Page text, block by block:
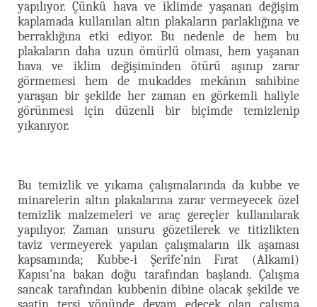
yapılıyor. Çünkü hava ve iklimde yaşanan değişim
kaplamada kullanılan altın plakaların parlaklığına ve
berraklığına etki ediyor. Bu nedenle de hem bu
plakaların daha uzun ömürlü olması, hem yaşanan
hava ve iklim değişiminden ötürü aşınıp zarar
görmemesi hem de mukaddes mekânın sahibine
yaraşan bir şekilde her zaman en görkemli haliyle
görünmesi için düzenli bir biçimde temizlenip
yıkanıyor.
Bu temizlik ve yıkama çalışmalarında da kubbe ve
minarelerin altın plakalarına zarar vermeyecek özel
temizlik malzemeleri ve araç gereçler kullanılarak
yapılıyor. Zaman unsuru gözetilerek ve titizlikten
taviz vermeyerek yapılan çalışmaların ilk aşaması
kapsamında; Kubbe-i Şerîfe’nin Fırat (Alkami)
Kapısı’na bakan doğu tarafından başlandı. Çalışma
sancak tarafından kubbenin dibine olacak şekilde ve